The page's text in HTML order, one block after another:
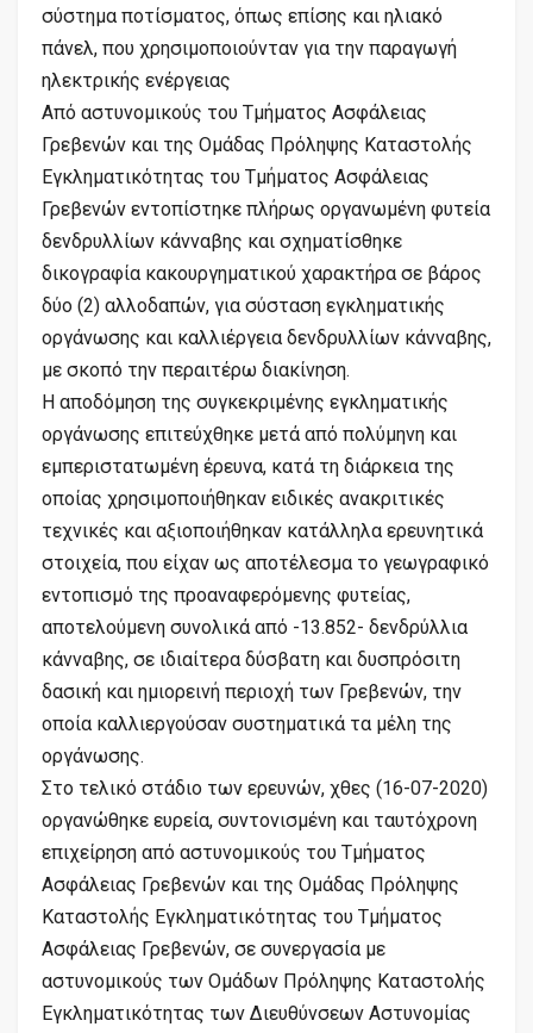
σύστημα ποτίσματος, όπως επίσης και ηλιακό
πάνελ, που χρησιμοποιούνταν για την παραγωγή
ηλεκτρικής ενέργειας
Από αστυνομικούς του Τμήματος Ασφάλειας
Γρεβενών και της Ομάδας Πρόληψης Καταστολής
Εγκληματικότητας του Τμήματος Ασφάλειας
Γρεβενών εντοπίστηκε πλήρως οργανωμένη φυτεία
δενδρυλλίων κάνναβης και σχηματίσθηκε
δικογραφία κακουργηματικού χαρακτήρα σε βάρος
δύο (2) αλλοδαπών, για σύσταση εγκληματικής
οργάνωσης και καλλιέργεια δενδρυλλίων κάνναβης,
με σκοπό την περαιτέρω διακίνηση.
Η αποδόμηση της συγκεκριμένης εγκληματικής
οργάνωσης επιτεύχθηκε μετά από πολύμηνη και
εμπεριστατωμένη έρευνα, κατά τη διάρκεια της
οποίας χρησιμοποιήθηκαν ειδικές ανακριτικές
τεχνικές και αξιοποιήθηκαν κατάλληλα ερευνητικά
στοιχεία, που είχαν ως αποτέλεσμα το γεωγραφικό
εντοπισμό της προαναφερόμενης φυτείας,
αποτελούμενη συνολικά από -13.852- δενδρύλλια
κάνναβης, σε ιδιαίτερα δύσβατη και δυσπρόσιτη
δασική και ημιορεινή περιοχή των Γρεβενών, την
οποία καλλιεργούσαν συστηματικά τα μέλη της
οργάνωσης.
Στο τελικό στάδιο των ερευνών, χθες (16-07-2020)
οργανώθηκε ευρεία, συντονισμένη και ταυτόχρονη
επιχείρηση από αστυνομικούς του Τμήματος
Ασφάλειας Γρεβενών και της Ομάδας Πρόληψης
Καταστολής Εγκληματικότητας του Τμήματος
Ασφάλειας Γρεβενών, σε συνεργασία με
αστυνομικούς των Ομάδων Πρόληψης Καταστολής
Εγκληματικότητας των Διευθύνσεων Αστυνομίας